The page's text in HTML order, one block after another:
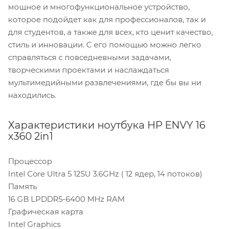
мощное и многофункциональное устройство,
которое подойдет как для профессионалов, так и
для студентов, а также для всех, кто ценит качество,
стиль и инновации. С его помощью можно легко
справляться с повседневными задачами,
творческими проектами и наслаждаться
мультимедийными развлечениями, где бы вы ни
находились.
Характеристики ноутбука HP ENVY 16
x360 2in1
Процессор
Intel Core Ultra 5 125U 3.6GHz ( 12 ядер, 14 потоков)
Память
16 GB LPDDR5-6400 MHz RAM
Графическая карта
Intel Graphics